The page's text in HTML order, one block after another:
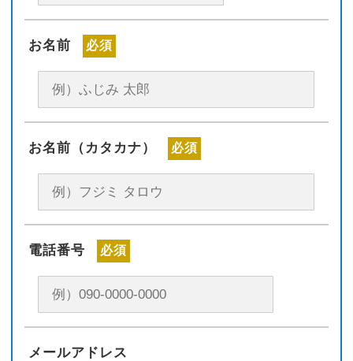
お名前 必須
お名前（カタカナ） 必須
電話番号 必須
メールアドレス